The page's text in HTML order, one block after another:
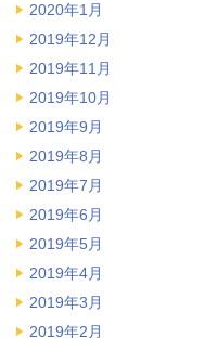
2020年1月
2019年12月
2019年11月
2019年10月
2019年9月
2019年8月
2019年7月
2019年6月
2019年5月
2019年4月
2019年3月
2019年2月